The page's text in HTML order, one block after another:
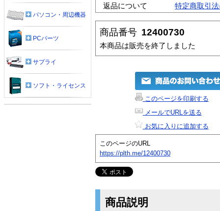
返品について
特定商取引
商品番号 12400730
本商品は販売を終了しました
このページを印刷する
メールでURLを送る
お気に入りに追加する
このページのURL
https://plth.me/12400730
商品説明
パソコン・周辺機器
PCパーツ
サプライ
ソフト・ライセンス